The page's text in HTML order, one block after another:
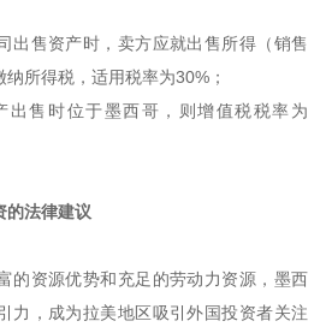
出售资产时，卖方应就出售所得（销售
所得税，适用税率为30%；
出售时位于墨西哥，则增值税税率为
的法律建议
的资源优势和充足的劳动力资源，墨西
力，成为拉美地区吸引外国投资者关注